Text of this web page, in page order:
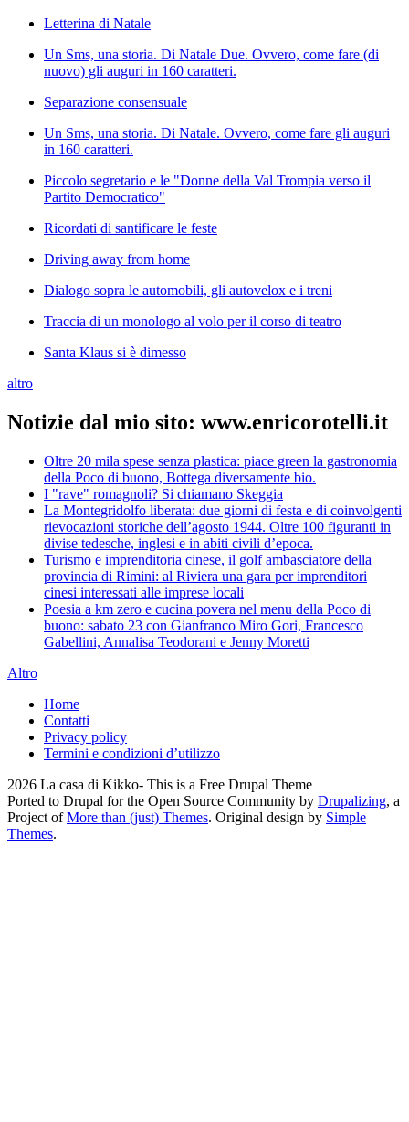
Letterina di Natale
Un Sms, una storia. Di Natale Due. Ovvero, come fare (di
nuovo) gli auguri in 160 caratteri.
Separazione consensuale
Un Sms, una storia. Di Natale. Ovvero, come fare gli auguri
in 160 caratteri.
Piccolo segretario e le "Donne della Val Trompia verso il
Partito Democratico"
Ricordati di santificare le feste
Driving away from home
Dialogo sopra le automobili, gli autovelox e i treni
Traccia di un monologo al volo per il corso di teatro
Santa Klaus si è dimesso
altro
Notizie dal mio sito: www.enricorotelli.it
Oltre 20 mila spese senza plastica: piace green la gastronomia
della Poco di buono, Bottega diversamente bio.
I "rave" romagnoli? Si chiamano Skeggia
La Montegridolfo liberata: due giorni di festa e di coinvolgenti
rievocazioni storiche dell’agosto 1944. Oltre 100 figuranti in
divise tedesche, inglesi e in abiti civili d’epoca.
Turismo e imprenditoria cinese, il golf ambasciatore della
provincia di Rimini: al Riviera una gara per imprenditori
cinesi interessati alle imprese locali
Poesia a km zero e cucina povera nel menu della Poco di
buono: sabato 23 con Gianfranco Miro Gori, Francesco
Gabellini, Annalisa Teodorani e Jenny Moretti
Altro
Home
Contatti
Privacy policy
Termini e condizioni d’utilizzo
2026 La casa di Kikko- This is a Free Drupal Theme
Ported to Drupal for the Open Source Community by Drupalizing, a
Project ofMore than (just) Themes. Original design by Simple
Themes.